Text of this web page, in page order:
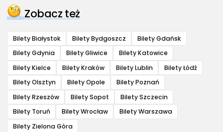
Zobacz też
Bilety Białystok Bilety Bydgoszcz
Bilety Gdańsk
Bilety Gdynia
Bilety Gliwice
Bilety Katowice
Bilety Kielce
Bilety Kraków Bilety Lublin
Bilety Łódź
Bilety Olsztyn
Bilety Opole
Bilety Poznań
Bilety Rzeszów
Bilety Sopot
Bilety Szczecin
Bilety Toruń
Bilety Wrocław
Bilety Warszawa
Bilety Zielona Góra